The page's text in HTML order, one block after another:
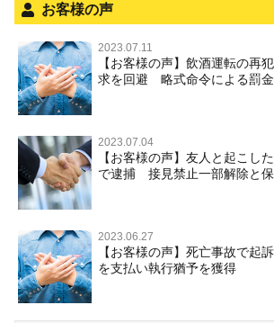
お客様の声
2023.07.11
【お客様の声】飲酒運転の再
求を回避 略式命令による罰金
2023.07.04
【お客様の声】友人と起こし
で逮捕 接見禁止一部解除と
2023.06.27
【お客様の声】死亡事故で起
を支払い執行猶予を獲得